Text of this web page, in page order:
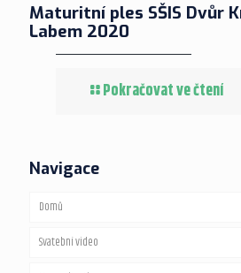
Maturitní ples SŠIS Dvůr
Labem 2020
Pokračovat ve čtení
Navigace
Domů
Svatební video